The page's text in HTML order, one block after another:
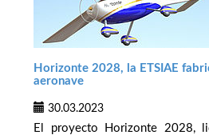
Horizonte 2028, la ETSIAE
aeronave
30.03.2023
El proyecto Horizonte 2028,